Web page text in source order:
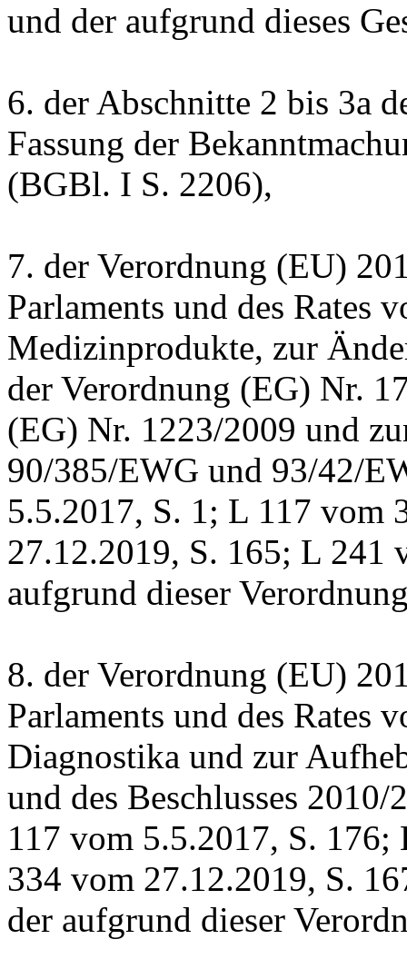
und der aufgrund dieses
6. der Abschnitte 2 bis 3a
Fassung der
(BGBl. I S. 2206),
7. der Verordnung (EU)
Parlaments und des Rates
Medizinprodukte, zur
der Verordnung (EG) Nr.
(EG) Nr. 1223/2009 und
90/385/EWG und 93/42/
5.5.2017, S. 1; L 117 vom
27.12.2019, S. 165; L 241
aufgrund dieser
8. der Verordnung (EU)
Parlaments und des
Diagnostika und zur
und des Beschlusses
117 vom 5.5.2017, S.
334 vom 27.12.2019, S.
der aufgrund dieser